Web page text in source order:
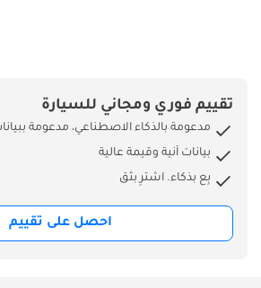
تقييم فوري ومجاني للسيارة
مدعومة بالذكاء الاصطناعي، مدعومة
بيانات آنية وقيمة عالية
بِع بذكاء. اشترِ بثق
احصل على تقييم